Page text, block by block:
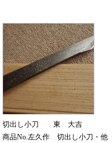
切出し小刀 東 大吉
商品No.左久作 切出し小刀・他